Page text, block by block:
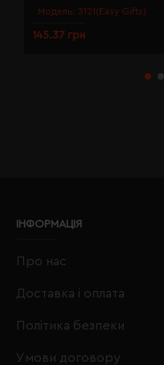
Модель: 3121(Easy Gifts)
145.37 грн
ІНФОРМАЦІЯ
Про нас
Доставка і оплата
Політика безпеки
Умови договору